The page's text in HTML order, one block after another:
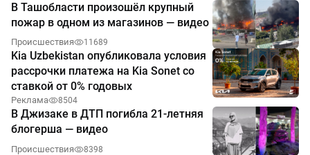
В Ташобласти произошёл крупный
пожар в одном из магазинов — видео
Происшествия 11689
Kia Uzbekistan опубликовала условия
рассрочки платежа на Kia Sonet со
ставкой от 0% годовых
Реклама 8504
В Джизаке в ДТП погибла 21-летняя
блогерша — видео
Происшествия 8398